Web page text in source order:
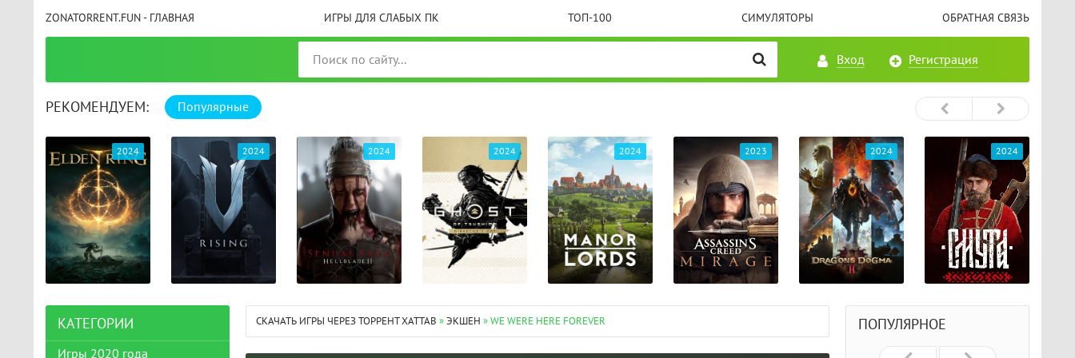
ZONATORRENT.FUN - ГЛАВНАЯ ИГРЫ ДЛЯ СЛАБЫХ ПК ТОП-100 СИМУЛЯТОРЫ ОБРАТНАЯ СВЯЗЬ
Вход Регистрация
РЕКОМЕНДУЕМ: Популярные
2024 2024 2024 2024 2024 2023 2024 2024
СКАЧАТЬ ИГРЫ ЧЕРЕЗ ТОРРЕНТ XATTAB »ЭКШЕН » WE WERE HERE FOREVER
КАТЕГОРИИ
Игры 2020 года
ПОПУЛЯРНОЕ